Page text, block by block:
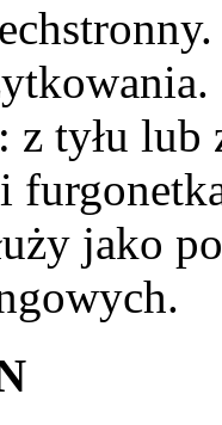
z tyłu
jako